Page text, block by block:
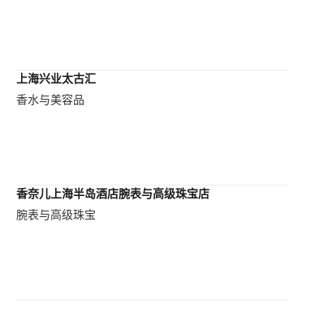
上海兴业太古汇
香水与美容品
香奈儿上海半岛酒店腕表与高级珠宝店
腕表与高级珠宝